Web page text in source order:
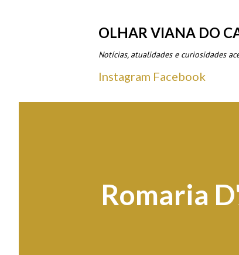
OLHAR VIANA DO
Notícias, atualidades e curiosidades
Instagram Facebook
Romaria